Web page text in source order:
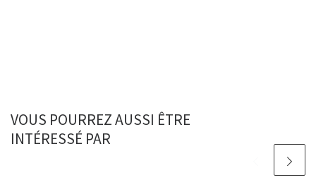
VOUS POURREZ AUSSI ÊTRE
INTÉRESSÉ PAR